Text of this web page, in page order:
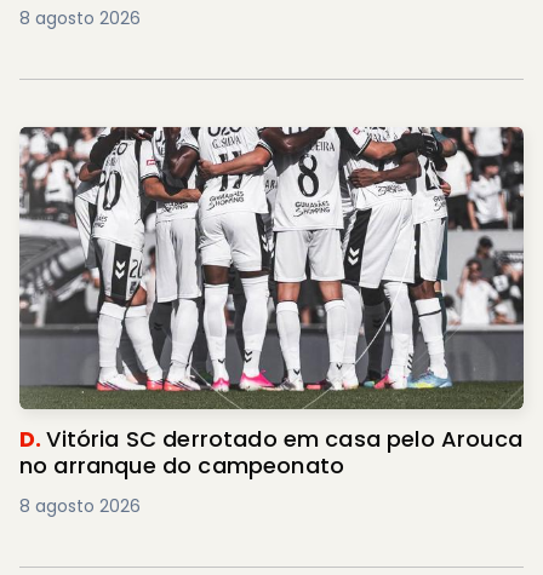
8 agosto 2026
D.Vitória SC derrotado em casa pelo Arouca
no arranque do campeonato
8 agosto 2026